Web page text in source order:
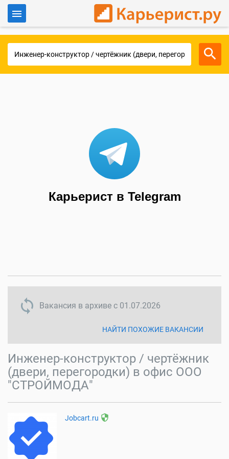
Для работодателей
Карьерист в Telegram
sync disabled
Вакансия в архиве с 01.07.2026
НАЙТИ ПОХОЖИЕ ВАКАНСИИ
Инженер-конструктор / чертёжник
(двери, перегородки) в офис ООО
"СТРОЙМОДА"
Jobcart.ru security